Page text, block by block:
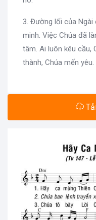
3. Đường lối của Ngài
minh. Việc Chúa đã
tâm. Ai luôn kêu cầu,
thành, Chúa mến yêu.